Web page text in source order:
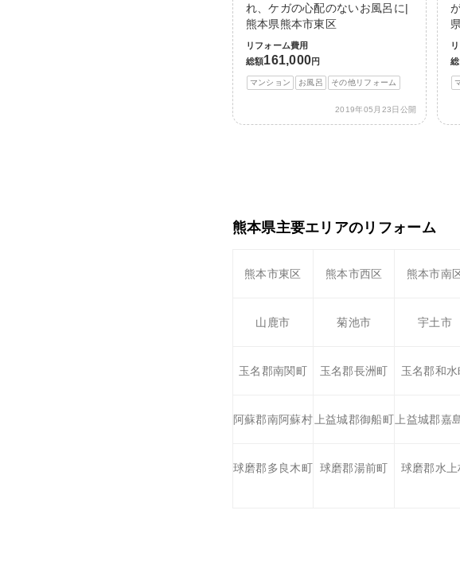
れ、ケガの心配のないお風呂に|
熊本県熊本市東区
リフォーム費用
総額161,000円
マンション お風呂 その他リフォーム
2019年05月23日公開
熊本県主要エリアのリフォーム
熊本市東区 熊本市西区 熊本市南
山鹿市 菊池市 宇土市
玉名郡南関町 玉名郡長洲町 玉名郡和水
阿蘇郡南阿蘇村上益城郡御船町上益城郡嘉
球磨郡多良木町 球磨郡湯前町 球磨郡水上